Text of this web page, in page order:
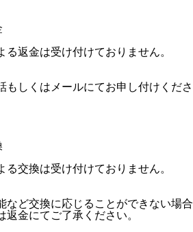
る返金は受け付けておりません。
もしくはメールにてお申し付けくださ
る交換は受け付けておりません。
など交換に応じることができない場合
金にてご了承ください。